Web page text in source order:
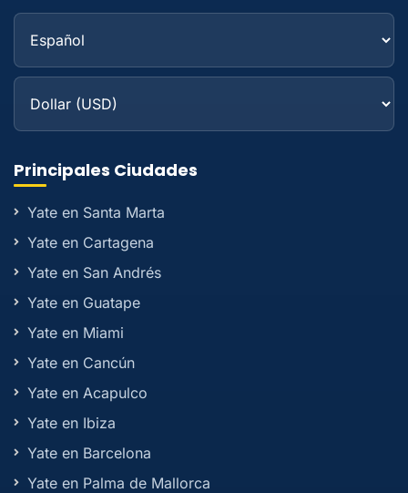
Principales Ciudades
Yate en Santa Marta
Yate en Cartagena
Yate en San Andrés
Yate en Guatape
Yate en Miami
Yate en Cancún
Yate en Acapulco
Yate en Ibiza
Yate en Barcelona
Yate en Palma de Mallorca